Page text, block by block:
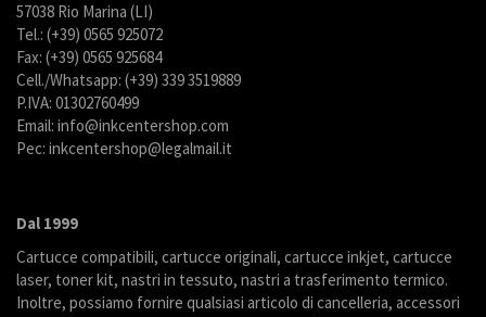
57038 Rio Marina (LI)
Tel.: (+39) 0565 925072
Fax: (+39) 0565 925684
Cell./Whatsapp: (+39) 339 3519889
P.IVA: 01302760499
Email: info@inkcentershop.com
Pec: inkcentershop@legalmail.it
Dal 1999
Cartucce compatibili, cartucce originali, cartucce inkjet, cartucce
laser, toner kit, nastri in tessuto, nastri a trasferimento termico.
Inoltre, possiamo fornire qualsiasi articolo di cancelleria, accessori